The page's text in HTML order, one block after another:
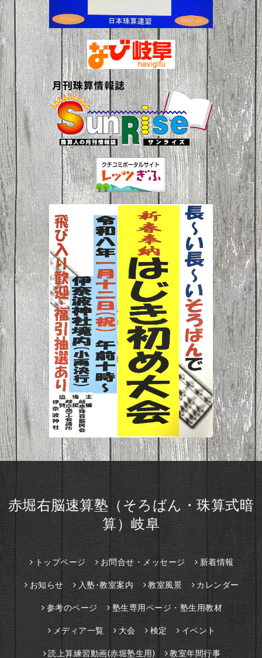
赤堀右脳速算塾（そろばん・珠算式暗
算）岐阜
トップページ お問合せ・メッセージ 新着情報
お知らせ 入塾･教室案内 教室風景 カレンダー
参考のページ 塾生専用ページ・塾生用教材
メディア一覧 大会 検定 イベント
読上算練習動画(赤堀塾生用) 教室年間行事